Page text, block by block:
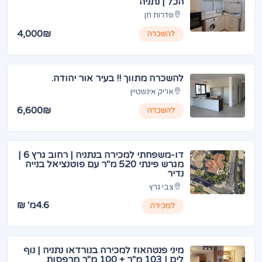
שדרות חן
להשכרה
4,000₪
להשכרה מתווך !! בעיר אור יהודה.
אריק אינשטיין
להשכרה
6,600₪
דו-משפחתי למכירה בנתניה | רחוב גרץ 6 |
מגרש פינתי 520 מ"ר עם פוטנציאל בנייה
נדיר
צבי גרץ
למכירה
4.6מ' ₪
מיני פנטהאוז למכירה בנורדאו נתניה | נוף
לים | 103 מ"ר + 100 מ"ר מרפסות